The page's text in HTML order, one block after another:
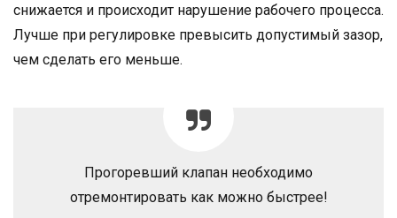
снижается и происходит нарушение рабочего процесса.
Лучше при регулировке превысить допустимый зазор,
чем сделать его меньше.
Прогоревший клапан необходимо
отремонтировать как можно быстрее!